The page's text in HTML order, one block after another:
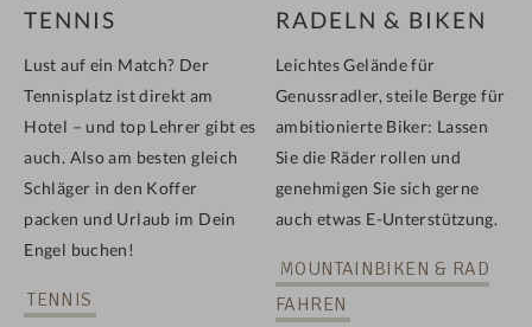
TENNIS
Lust auf ein Match? Der
Tennisplatz ist direkt am
Hotel – und top Lehrer gibt es
auch. Also am besten gleich
Schläger in den Koffer
packen und Urlaub im Dein
Engel buchen!
TENNIS
RADELN & BIKEN
Leichtes Gelände für
Genussradler, steile Berge für
ambitionierte Biker: Lassen
Sie die Räder rollen und
genehmigen Sie sich gerne
auch etwas E-Unterstützung.
MOUNTAINBIKEN & RAD
FAHREN